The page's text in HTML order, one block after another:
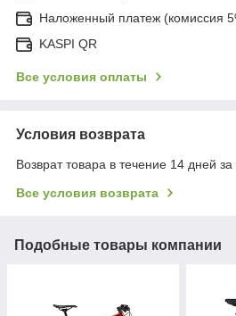
Наложенный платеж (комиссия
KASPI QR
Все условия оплаты
Условия возврата
Возврат товара в течение 14 дней за
Все условия возврата
Подобные товары компании